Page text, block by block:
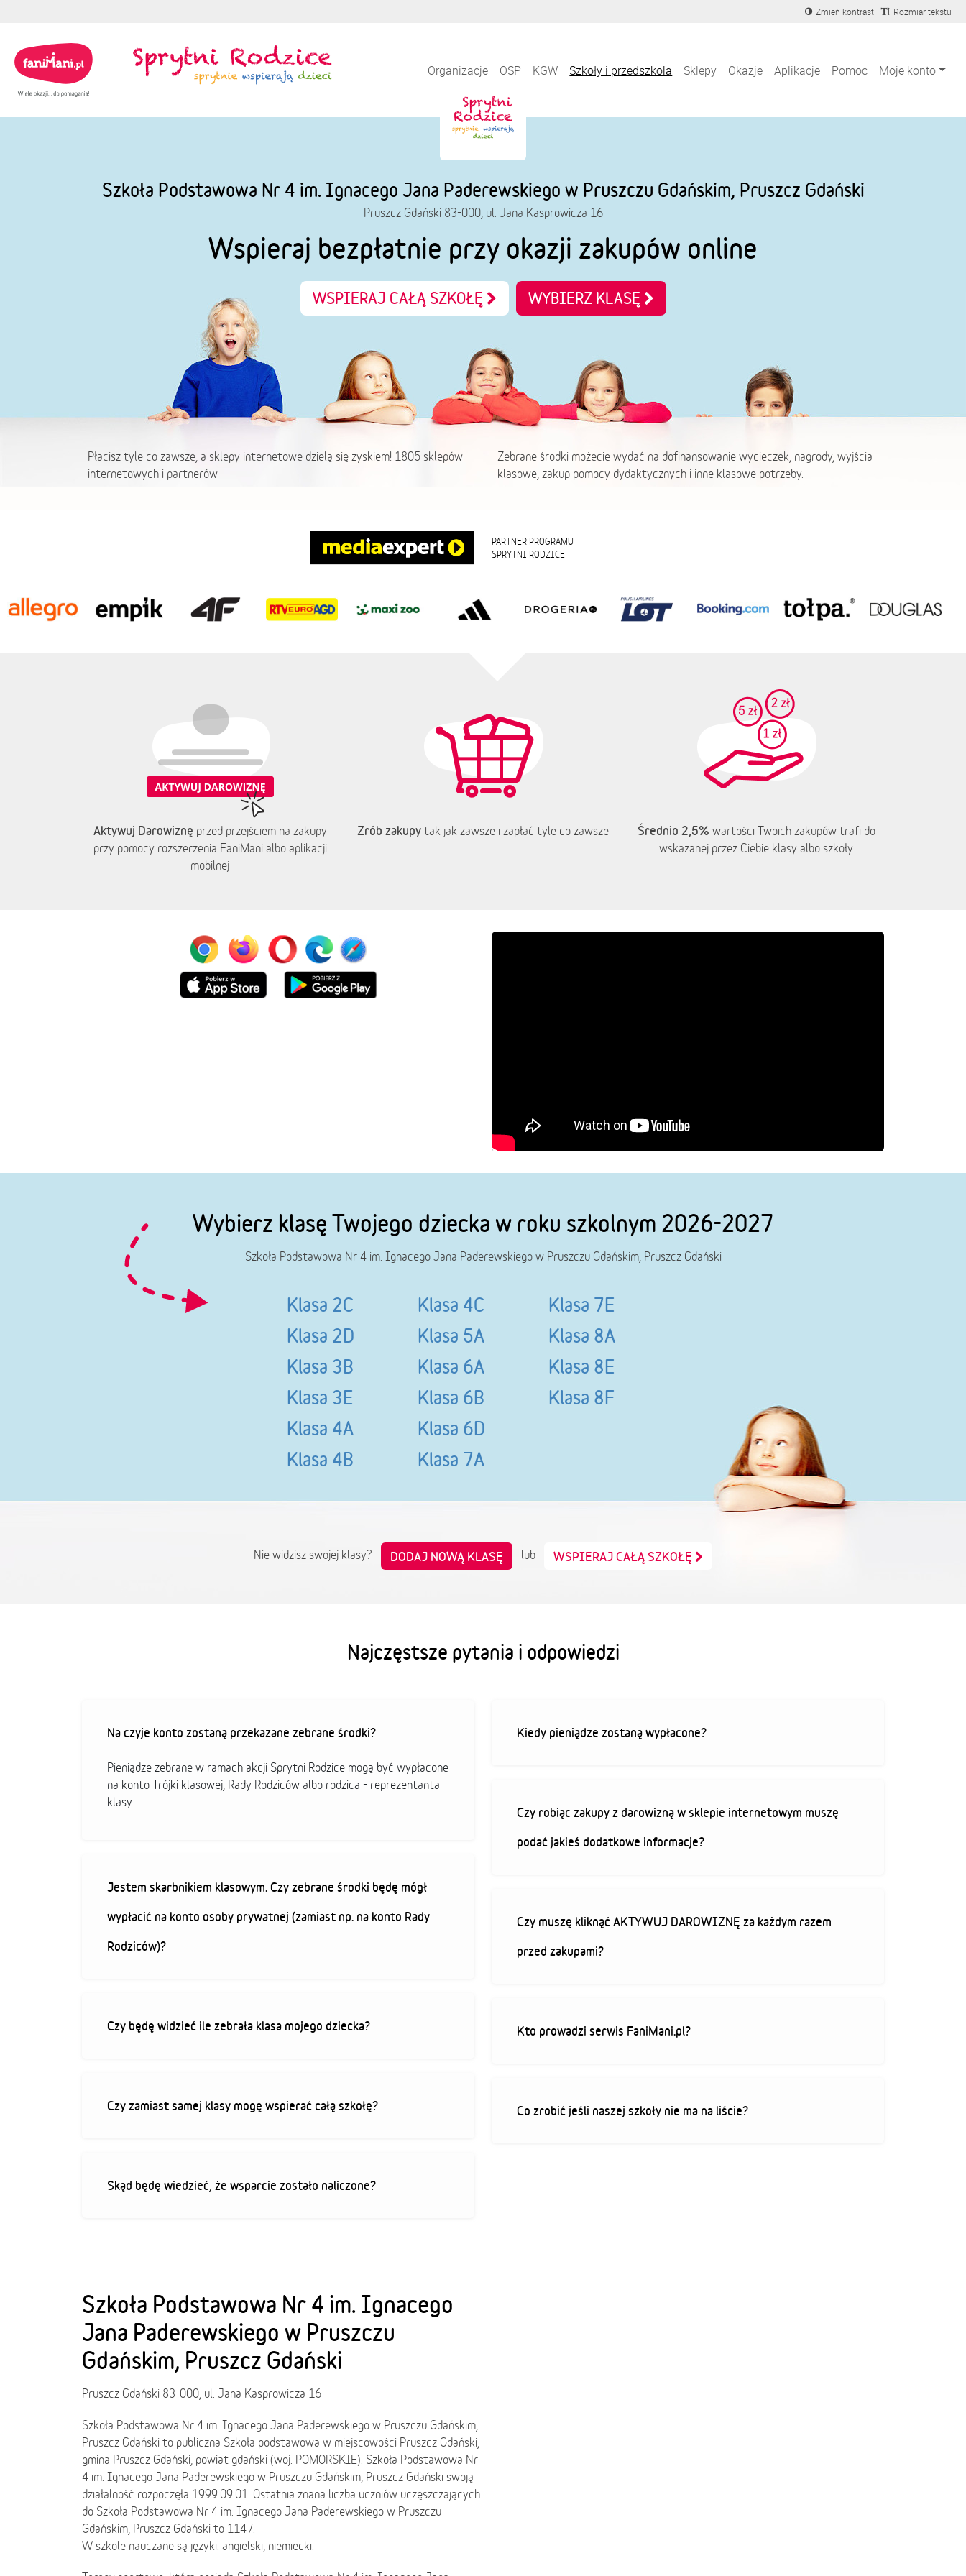
Zmień kontrast Rozmiar tekstu
Organizacje OSP KGW Szkoły i przedszkola Sklepy Okazje Aplikacje Pomoc Moje konto
Szkoła Podstawowa Nr 4 im. Ignacego Jana Paderewskiego w Pruszczu Gdańskim, Pruszcz Gdański
Pruszcz Gdański 83-000, ul. Jana Kasprowicza 16
Wspieraj bezpłatnie przy okazji zakupów online
WSPIERAJ CAŁĄ SZKOŁĘ WYBIERZ KLASĘ
Płacisz tyle co zawsze, a sklepy internetowe dzielą się zyskiem! 1805 sklepów
internetowych i partnerów
Zebrane środki możecie wydać na dofinansowanie wycieczek, nagrody, wyjścia
klasowe, zakup pomocy dydaktycznych i inne klasowe potrzeby.
PARTNER PROGRAMU
SPRYTNI RODZICE
Aktywuj Darowiznę przed przejściem na zakupy
przy pomocy rozszerzenia FaniMani albo aplikacji
mobilnej
Zrób zakupy tak jak zawsze i zapłać tyle co zawsze Średnio 2,5% wartości Twoich zakupów trafi do
wskazanej przez Ciebie klasy albo szkoły
Wybierz klasę Twojego dziecka w roku szkolnym 2026-2027
Szkoła Podstawowa Nr 4 im. Ignacego Jana Paderewskiego w Pruszczu Gdańskim, Pruszcz Gdański
Klasa 2C
Klasa 2D
Klasa 3B
Klasa 3E
Klasa 4A
Klasa 4B
Klasa 4C
Klasa 5A
Klasa 6A
Klasa 6B
Klasa 6D
Klasa 7A
Klasa 7E
Klasa 8A
Klasa 8E
Klasa 8F
Nie widzisz swojej klasy? DODAJ NOWĄ KLASĘ lub WSPIERAJ CAŁĄ SZKOŁĘ
Najczęstsze pytania i odpowiedzi
Na czyje konto zostaną przekazane zebrane środki?
Pieniądze zebrane w ramach akcji Sprytni Rodzice mogą być wypłacone
na konto Trójki klasowej, Rady Rodziców albo rodzica - reprezentanta
klasy.
Jestem skarbnikiem klasowym. Czy zebrane środki będę mógł
wypłacić na konto osoby prywatnej (zamiast np. na konto Rady
Rodziców)?
Czy będę widzieć ile zebrała klasa mojego dziecka?
Czy zamiast samej klasy mogę wspierać całą szkołę?
Skąd będę wiedzieć, że wsparcie zostało naliczone?
Kiedy pieniądze zostaną wypłacone?
Czy robiąc zakupy z darowizną w sklepie internetowym muszę
podać jakieś dodatkowe informacje?
Czy muszę kliknąć AKTYWUJ DAROWIZNĘ za każdym razem
przed zakupami?
Kto prowadzi serwis FaniMani.pl?
Co zrobić jeśli naszej szkoły nie ma na liście?
Szkoła Podstawowa Nr 4 im. Ignacego
Jana Paderewskiego w Pruszczu
Gdańskim, Pruszcz Gdański
Pruszcz Gdański 83-000, ul. Jana Kasprowicza 16
Szkoła Podstawowa Nr 4 im. Ignacego Jana Paderewskiego w Pruszczu Gdańskim,
Pruszcz Gdański to publiczna Szkoła podstawowa w miejscowości Pruszcz Gdański,
gmina Pruszcz Gdański, powiat gdański (woj. POMORSKIE). Szkoła Podstawowa Nr
4 im. Ignacego Jana Paderewskiego w Pruszczu Gdańskim, Pruszcz Gdański swoją
działalność rozpoczęła 1999.09.01. Ostatnia znana liczba uczniów uczęszczających
do Szkoła Podstawowa Nr 4 im. Ignacego Jana Paderewskiego w Pruszczu
Gdańskim, Pruszcz Gdański to 1147.
W szkole nauczane są języki: angielski, niemiecki.